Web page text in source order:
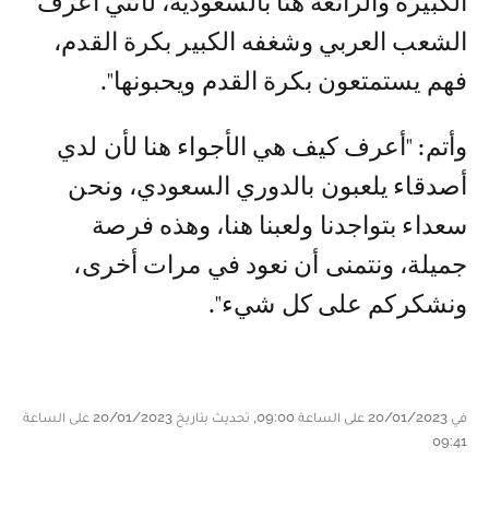
الشعب العربي وشغفه الكبير بكرة القدم،
فهم يستمتعون بكرة القدم ويحبونها".
وأتم: "أعرف كيف هي الأجواء هنا لأن لدي
أصدقاء يلعبون بالدوري السعودي، ونحن
سعداء بتواجدنا ولعبنا هنا، وهذه فرصة
جميلة، ونتمنى أن نعود في مرات أخرى،
ونشكركم على كل شيء".
في 20/01/2023 على الساعة 09:00, تحديث بتاريخ 20/01/2023 على الساعة
09:41